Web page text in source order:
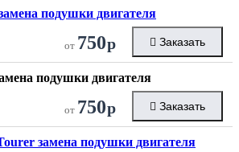
подушки двигателя
от 750р Заказать
подушки двигателя
от 750р Заказать
замена подушки двигателя